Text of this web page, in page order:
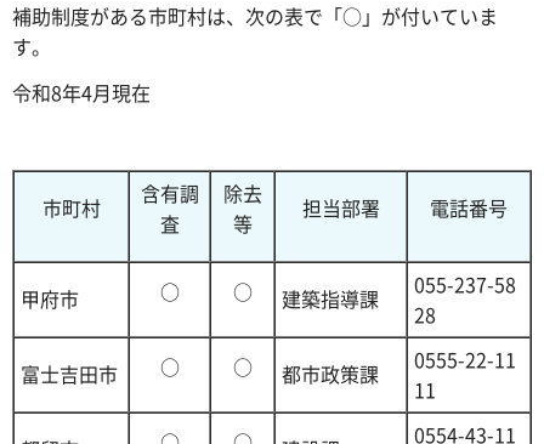
補助制度がある市町村は、次の表で「○」が付いていま
す。
令和8年4月現在
市町村
含有調
査
除去
等
担当部署 電話番号
甲府市 ○ ○ 建築指導課
055-237-58
28
富士吉田市 ○ ○ 都市政策課
0555-22-11
11
0554-43-11